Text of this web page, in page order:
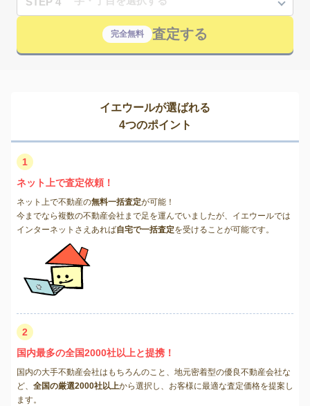
完全無料 査定する
イエウールが選ばれる
4つのポイント
1
ネット上で査定依頼！
ネット上で不動産の無料一括査定が可能！
今までなら複数の不動産会社まで足を運んでいましたが、イエウールでは
インターネットさえあれば自宅で一括査定を受けることが可能です。
2
国内最多の全国2000社以上と提携！
国内の大手不動産会社はもちろんのこと、地元密着型の優良不動産会社な
ど、 全国の厳選2000社以上から選択し、お客様に最適な査定価格を提案し
ます。